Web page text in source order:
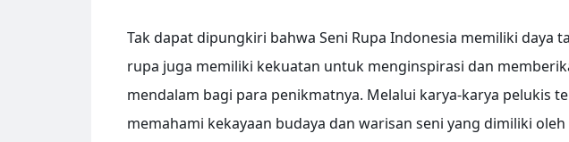
Tak dapat dipungkiri bahwa Seni Rupa Indonesia memiliki daya
rupa juga memiliki kekuatan untuk menginspirasi dan
mendalam bagi para penikmatnya. Melalui karya-karya pelukis
memahami kekayaan budaya dan warisan seni yang dimiliki